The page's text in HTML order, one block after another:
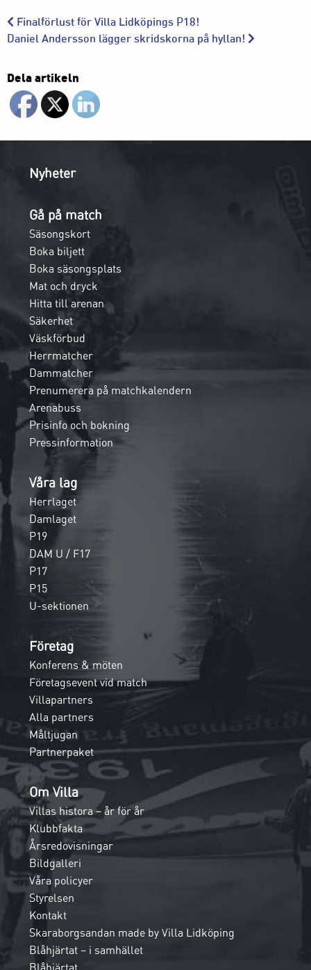
Finalförlust för Villa Lidköpings P18!
Daniel Andersson lägger skridskorna på hyllan!
Dela artikeln
Nyheter
Gå på match
Säsongskort
Boka biljett
Boka säsongsplats
Mat och dryck
Hitta till arenan
Säkerhet
Väskförbud
Herrmatcher
Dammatcher
Prenumerera på matchkalendern
Arenabuss
Prisinfo och bokning
Pressinformation
Våra lag
Herrlaget
Damlaget
P19
DAM U / F17
P17
P15
U-sektionen
Företag
Konferens & möten
Företagsevent vid match
Villapartners
Alla partners
Måltjugan
Partnerpaket
Om Villa
Villas histora – år för år
Klubbfakta
Årsredovisningar
Bildgalleri
Våra policyer
Styrelsen
Kontakt
Skaraborgsandan made by Villa Lidköping
Blåhjärtat – i samhället